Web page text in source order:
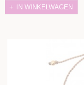
IN WINKELWAGEN